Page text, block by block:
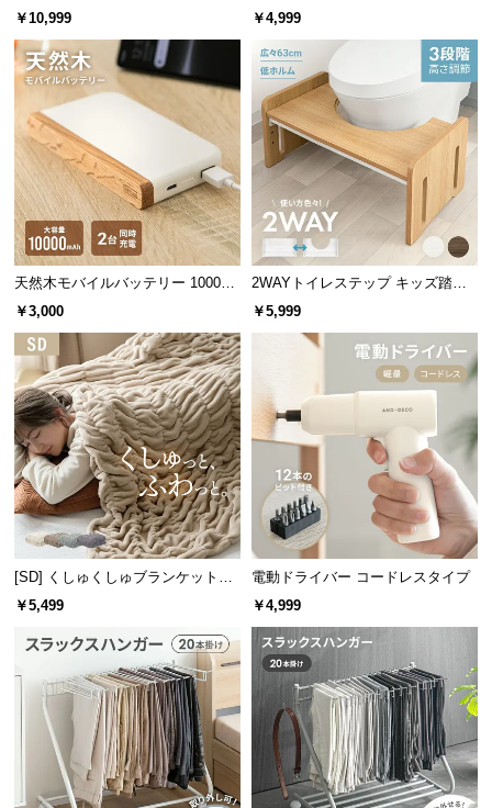
い
て
会
員
規
約
に
つ
い
て
お
客
様
サ
ポ
ー
ト
￥10,999
バー
￥4,999
天然木モバイルバッテリー 10000m
Ah USB-C/USB-A 2台同時充電対応
￥3,000
2WAYトイレステップ キッズ踏み
台 3段階高さ調節
￥5,999
[SD] くしゅくしゅブランケットフ
ランネルタイプ
￥5,499
電動ドライバー コードレスタイプ
￥4,999